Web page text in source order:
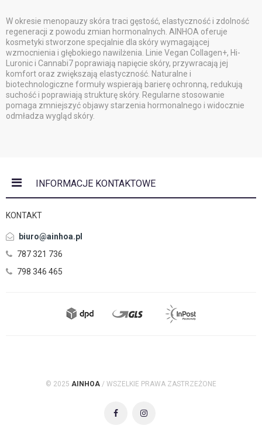
W okresie menopauzy skóra traci gęstość, elastyczność i zdolność
regeneracji z powodu zmian hormonalnych. AINHOA oferuje
kosmetyki stworzone specjalnie dla skóry wymagającej
wzmocnienia i głębokiego nawilżenia. Linie Vegan Collagen+, Hi-
Luronic i Cannabi7 poprawiają napięcie skóry, przywracają jej
komfort oraz zwiększają elastyczność. Naturalne i
biotechnologiczne formuły wspierają barierę ochronną, redukują
suchość i poprawiają strukturę skóry. Regularne stosowanie
pomaga zmniejszyć objawy starzenia hormonalnego i widocznie
odmładza wygląd skóry.
INFORMACJE KONTAKTOWE
KONTAKT
biuro@ainhoa.pl
787 321 736
798 346 465
© 2025 AINHOA / WSZELKIE PRAWA ZASTRZEŻONE